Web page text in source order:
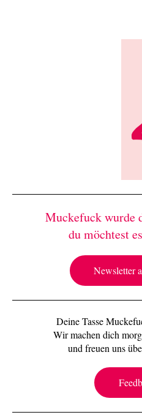
Muckefuck wurde
du möchtest
Newsletter
Deine Tasse
Wir machen dich
und freuen uns